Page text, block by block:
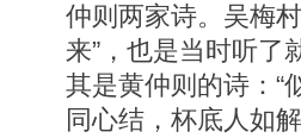
仲则两家诗。吴梅
来”，也是当时听了
其是黄仲则的诗：“
同心结，杯底人如